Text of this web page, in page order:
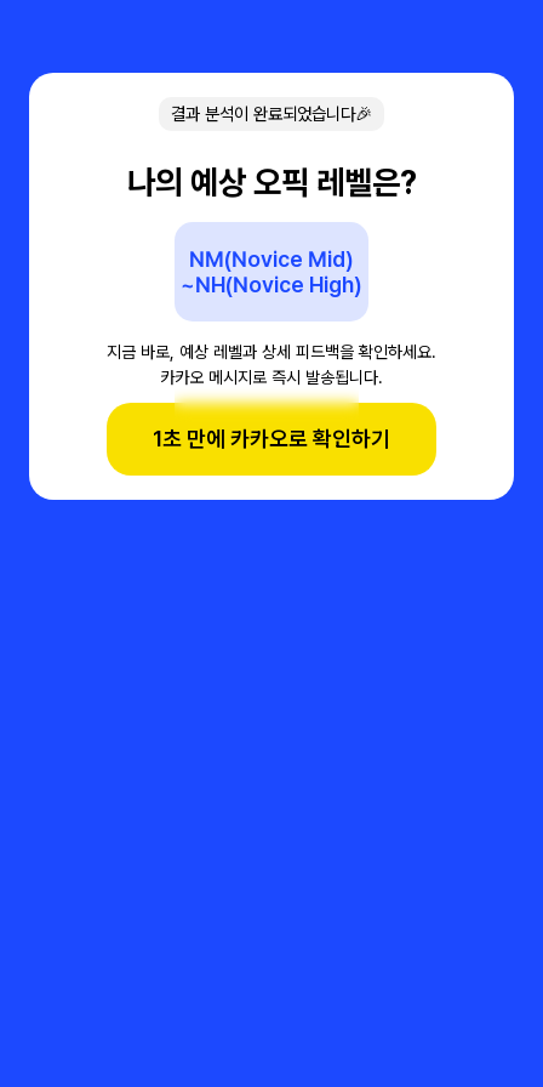
결과 분석이 완료되었습니다🎉
나의 예상 오픽 레벨은?
NM(Novice Mid)
~NH(Novice High)
지금 바로, 예상 레벨과 상세 피드백을 확인하세요.
카카오 메시지로 즉시 발송됩니다.
1초 만에 카카오로 확인하기